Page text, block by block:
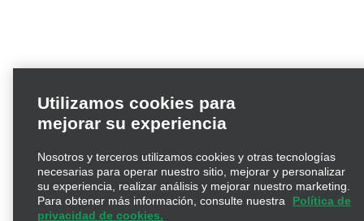
Utilizamos cookies para
mejorar su experiencia
necesarias para operar nuestro sitio, mejorar y personalizar
su experiencia, realizar análisis y mejorar nuestro marketing.
Para obtener más información, consulte nuestra
Política de
privacidad de cookies.